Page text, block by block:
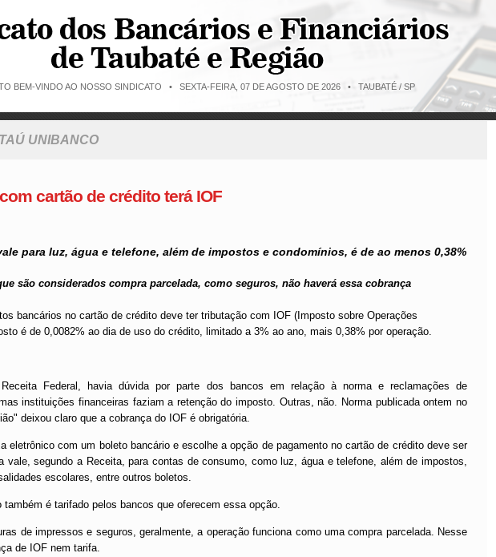
BEM-VINDO AO NOSSO SINDICATO • SEXTA-FEIRA, 07 DE AGOSTO DE 2026 • TAUBATÉ / SP
UNIBANCO
cartão de crédito terá IOF
para luz, água e telefone, além de impostos e condomín­ios, é de ao menos 0,38%
são considerados compra parcelada, como seguros, não haverá essa cobrança
bancários no cartão de crédito deve ter tributação com IOF (Imposto sobre Operações
é de 0,0082% ao dia de uso do crédito, limitado a 3% ao ano, mais 0,38% por operação.
Federal, havia dúvida por parte dos bancos em relação à norma e reclamações de
instituições financeiras faziam a retenção do imposto. Outras, não. Norma publicada ontem no
deixou claro que a cobrança do IOF é obrigatória.
eletrônico com um boleto bancário e escolhe a opção de pagamento no cartão de crédito deve ser
vale, segundo a Receita, para contas de consumo, como luz, água e telefone, além de impostos,
escolares, entre outros boletos.
também é tarifado pelos bancos que oferecem essa opção.
de impressos e seguros, geralmente, a operação funciona como uma compra parcelada. Nesse
de IOF nem tarifa.